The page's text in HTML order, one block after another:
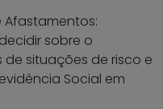
Afastamentos:
sobre o
situações de risco e
Social em